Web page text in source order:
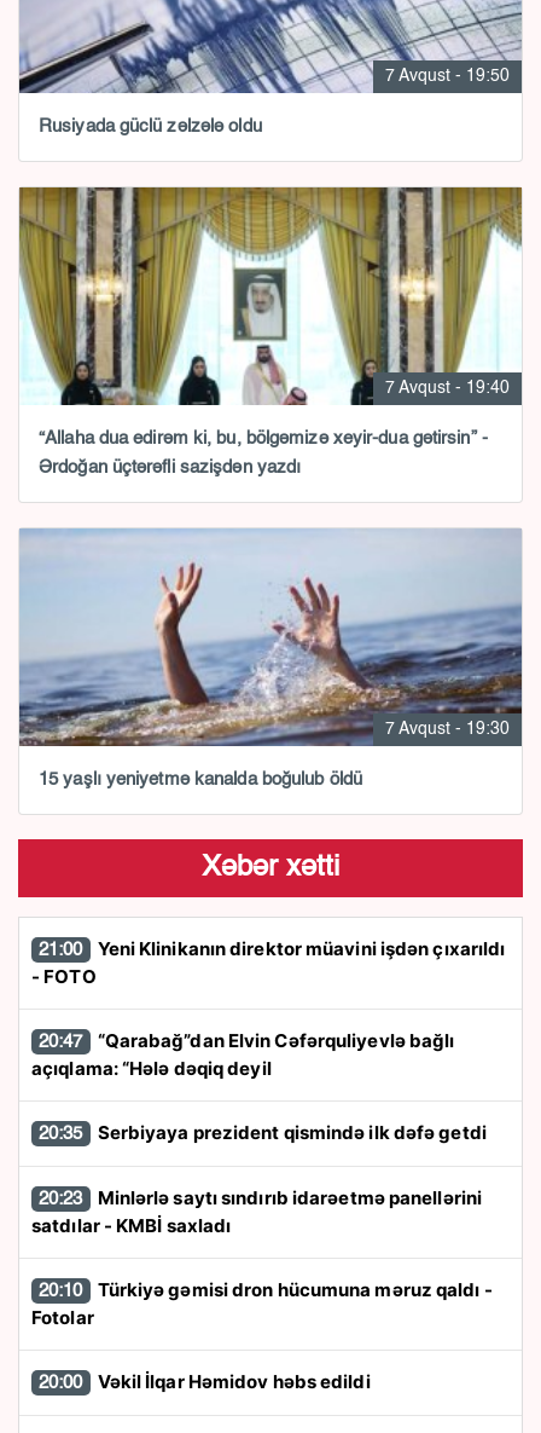
7 Avqust - 19:50
Rusiyada güclü zəlzələ oldu
7 Avqust - 19:40
“Allaha dua edirəm ki, bu, bölgəmizə xeyir-dua gətirsin” -
Ərdoğan üçtərəfli sazişdən yazdı
7 Avqust - 19:30
15 yaşlı yeniyetmə kanalda boğulub öldü
Xəbər xətti
21:00
- FOTO
20:47
açıqlama: “Hələ dəqiq deyil
20:35 Serbiyaya prezident qismində ilk dəfə getdi
20:23
satdılar - KMBİ saxladı
20:10
Fotolar
20:00 Vəkil İlqar Həmidov həbs edildi